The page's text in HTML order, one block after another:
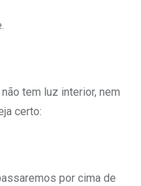
tem luz interior, nem
certo:
por cima de